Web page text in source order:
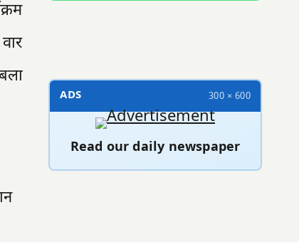
ADS 300 × 600
Read our daily newspaper